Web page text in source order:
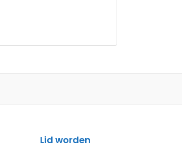
Lid worden